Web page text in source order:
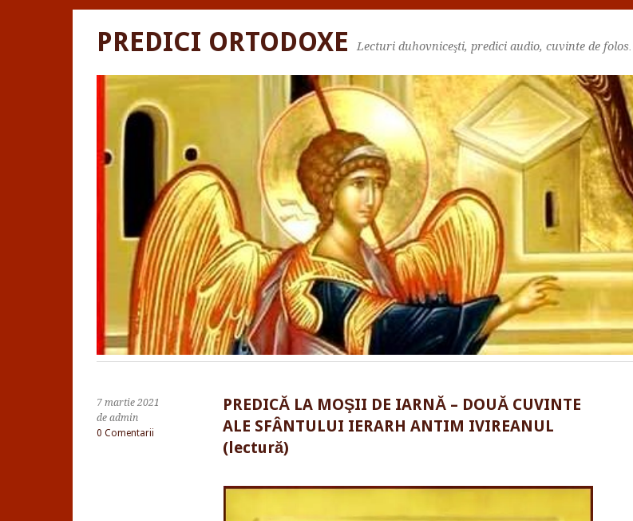
PREDICI ORTODOXE Lecturi duhovniceşti, predici audio, cuvinte de folos…
7 martie 2021
de admin
0 Comentarii
PREDICĂ LA MOŞII DE IARNĂ – DOUĂ CUVINTE
ALE SFÂNTULUI IERARH ANTIM IVIREANUL
(lectură)